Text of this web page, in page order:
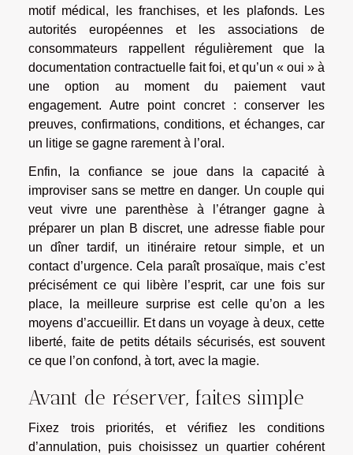
motif médical, les franchises, et les plafonds. Les
autorités européennes et les associations de
consommateurs rappellent régulièrement que la
documentation contractuelle fait foi, et qu’un « oui » à
une option au moment du paiement vaut
engagement. Autre point concret : conserver les
preuves, confirmations, conditions, et échanges, car
un litige se gagne rarement à l’oral.
Enfin, la confiance se joue dans la capacité à
improviser sans se mettre en danger. Un couple qui
veut vivre une parenthèse à l’étranger gagne à
préparer un plan B discret, une adresse fiable pour
un dîner tardif, un itinéraire retour simple, et un
contact d’urgence. Cela paraît prosaïque, mais c’est
précisément ce qui libère l’esprit, car une fois sur
place, la meilleure surprise est celle qu’on a les
moyens d’accueillir. Et dans un voyage à deux, cette
liberté, faite de petits détails sécurisés, est souvent
ce que l’on confond, à tort, avec la magie.
Avant de réserver, faites simple
Fixez trois priorités, et vérifiez les conditions
d’annulation, puis choisissez un quartier cohérent